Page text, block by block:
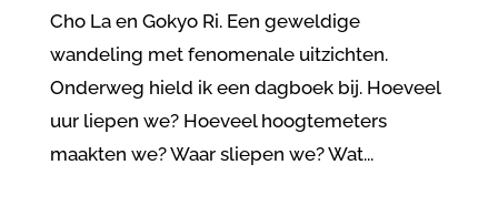
Cho La en Gokyo Ri. Een geweldige
wandeling met fenomenale uitzichten.
Onderweg hield ik een dagboek bij. Hoeveel
uur liepen we? Hoeveel hoogtemeters
maakten we? Waar sliepen we? Wat...